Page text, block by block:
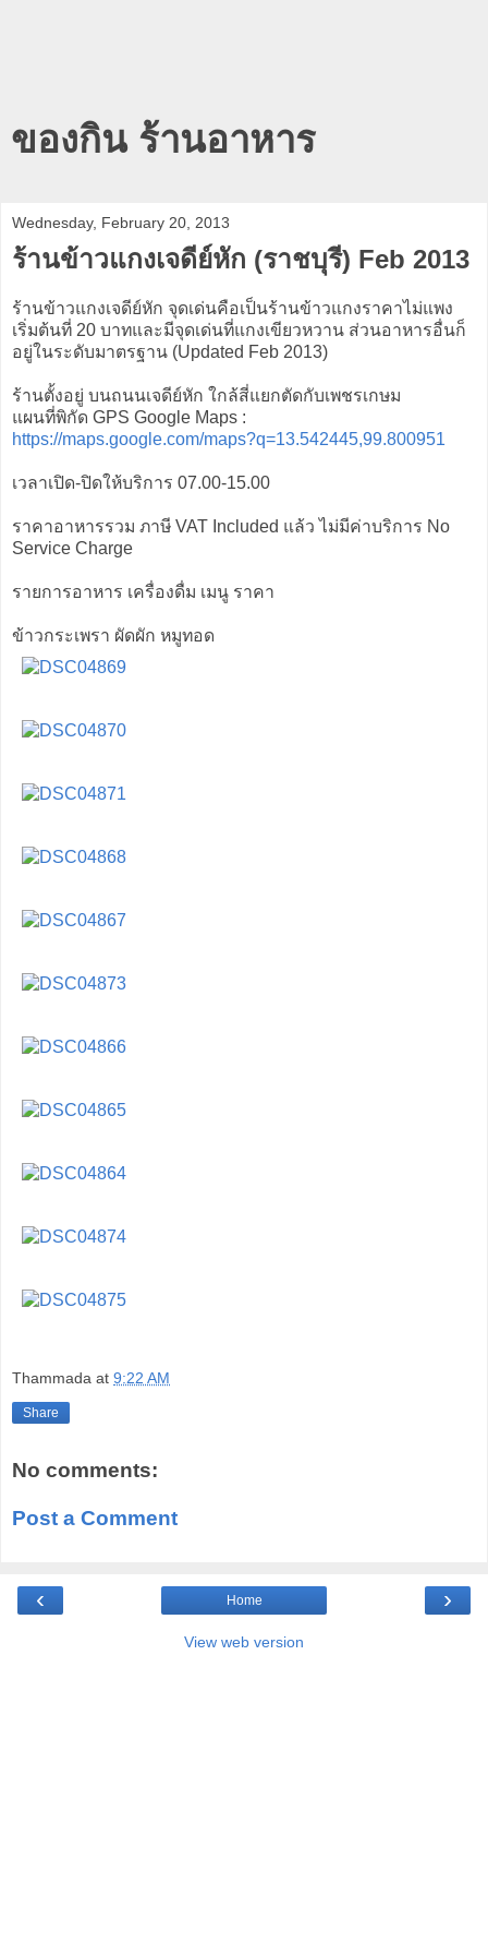
ของกิน ร้านอาหาร
Wednesday, February 20, 2013
ร้านข้าวแกงเจดีย์หัก (ราชบุรี) Feb 2013
ร้านข้าวแกงเจดีย์หัก จุดเด่นคือเป็นร้านข้าวแกงราคาไม่แพง
เริ่มต้นที่ 20 บาทและมีจุดเด่นที่แกงเขียวหวาน ส่วนอาหารอื่นก็
อยู่ในระดับมาตรฐาน (Updated Feb 2013)
ร้านตั้งอยู่ บนถนนเจดีย์หัก ใกล้สี่แยกตัดกับเพชรเกษม
แผนที่พิกัด GPS Google Maps :
https://maps.google.com/maps?q=13.542445,99.800951
เวลาเปิด-ปิดให้บริการ 07.00-15.00
ราคาอาหารรวม ภาษี VAT Included แล้ว ไม่มีค่าบริการ No
Service Charge
รายการอาหาร เครื่องดื่ม เมนู ราคา
ข้าวกระเพรา ผัดผัก หมูทอด
Thammada at 9:22 AM
Share
No comments:
Post a Comment
‹ ›
Home
View web version